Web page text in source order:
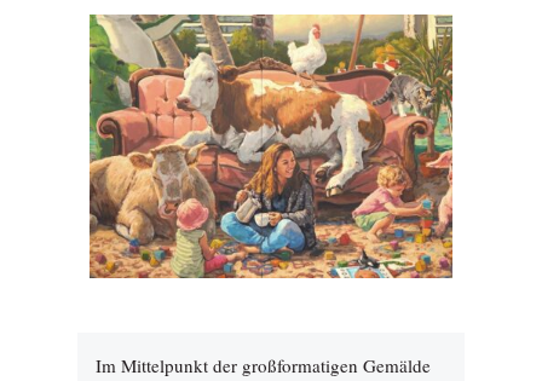
Im Mittelpunkt der großformatigen Gemälde